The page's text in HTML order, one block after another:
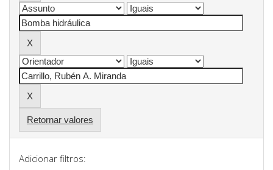
Retornar valores
Adicionar filtros: